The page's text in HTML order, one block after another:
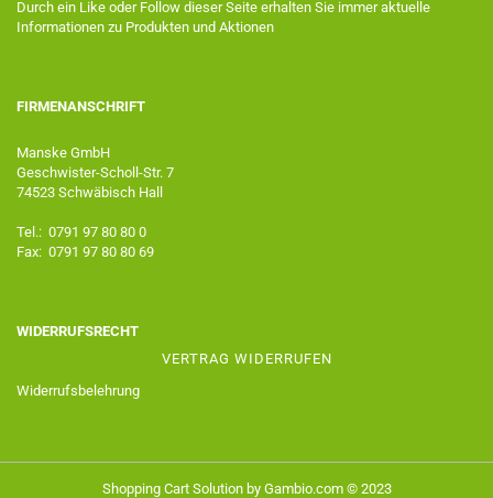
Durch ein Like oder Follow dieser Seite erhalten Sie immer aktuelle
Informationen zu Produkten und Aktionen
FIRMENANSCHRIFT
Manske GmbH
Geschwister-Scholl-Str. 7
74523 Schwäbisch Hall
Tel.: 0791 97 80 80 0
Fax: 0791 97 80 80 69
WIDERRUFSRECHT
VERTRAG WIDERRUFEN
Widerrufsbelehrung
Shopping Cart Solutionby Gambio.com © 2023